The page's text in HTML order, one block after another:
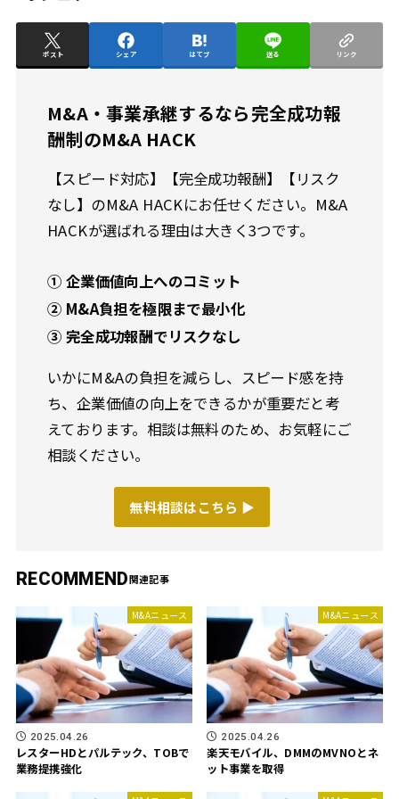
ポスト シェア はてブ 送る リンク
M&A・事業承継するなら完全成功報
酬制のM&A HACK
【スピード対応】【完全成功報酬】【リスク
なし】のM&A HACKにお任せください。M&A
HACKが選ばれる理由は大きく3つです。
① 企業価値向上へのコミット
② M&A負担を極限まで最小化
③ 完全成功報酬でリスクなし
いかにM&Aの負担を減らし、スピード感を持
ち、企業価値の向上をできるかが重要だと考
えております。相談は無料のため、お気軽にご
相談ください。
無料相談はこちら ▶︎
RECOMMEND
M&Aニュース
2025.04.26
レスターHDとパルテック、TOBで
業務提携強化
M&Aニュース
2025.04.26
楽天モバイル、DMMのMVNOとネ
ット事業を取得